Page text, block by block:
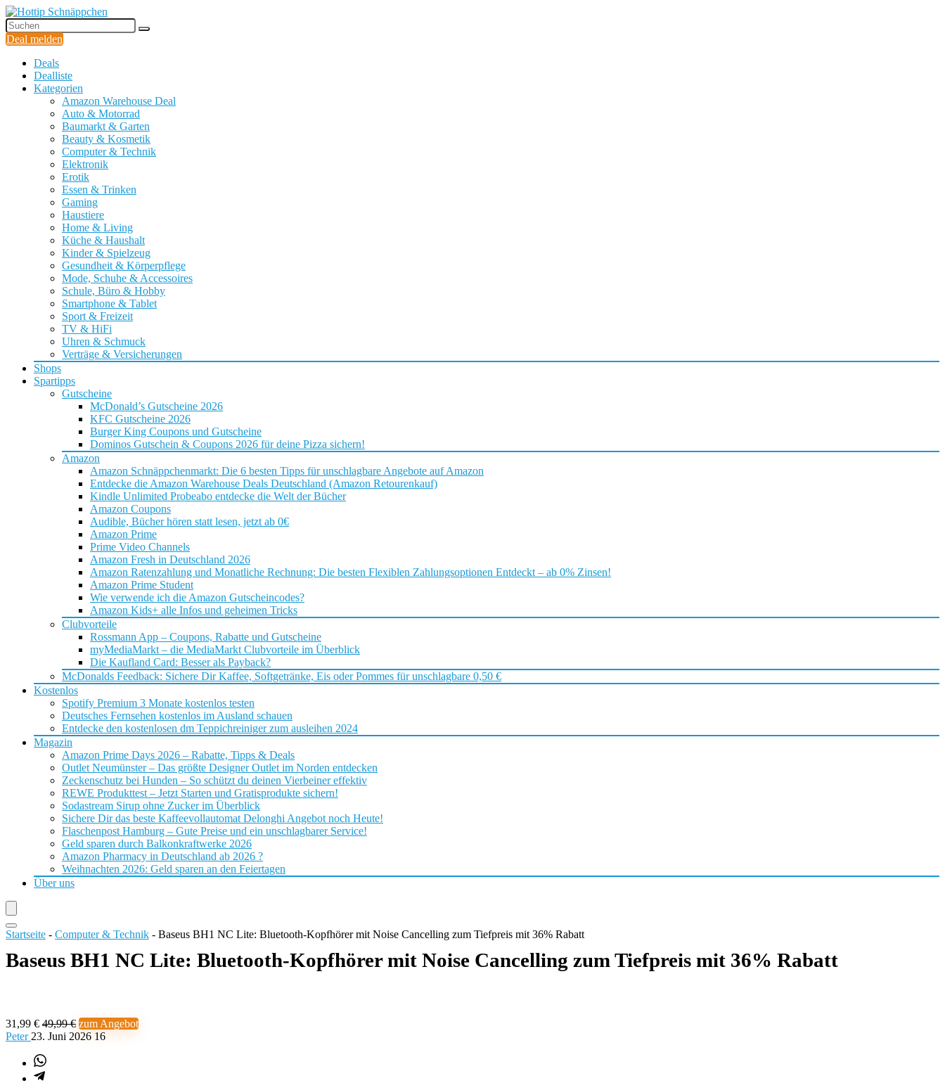
Deal melden
Deals
Dealliste
Kategorien
Amazon Warehouse Deal
Auto & Motorrad
Baumarkt & Garten
Beauty & Kosmetik
Computer & Technik
Elektronik
Erotik
Essen & Trinken
Gaming
Haustiere
Home & Living
Küche & Haushalt
Kinder & Spielzeug
Gesundheit & Körperpflege
Mode, Schuhe & Accessoires
Schule, Büro & Hobby
Smartphone & Tablet
Sport & Freizeit
TV & HiFi
Uhren & Schmuck
Verträge & Versicherungen
Shops
Spartipps
Gutscheine
McDonald’s Gutscheine 2026
KFC Gutscheine 2026
Burger King Coupons und Gutscheine
Dominos Gutschein & Coupons 2026 für deine Pizza sichern!
Amazon
Amazon Schnäppchenmarkt: Die 6 besten Tipps für unschlagbare Angebote auf Amazon
Entdecke die Amazon Warehouse Deals Deutschland (Amazon Retourenkauf)
Kindle Unlimited Probeabo entdecke die Welt der Bücher
Amazon Coupons
Audible, Bücher hören statt lesen, jetzt ab 0€
Amazon Prime
Prime Video Channels
Amazon Fresh in Deutschland 2026
Amazon Ratenzahlung und Monatliche Rechnung: Die besten Flexiblen Zahlungsoptionen Entdeckt – ab 0% Zinsen!
Amazon Prime Student
Wie verwende ich die Amazon Gutscheincodes?
Amazon Kids+ alle Infos und geheimen Tricks
Clubvorteile
Rossmann App – Coupons, Rabatte und Gutscheine
myMediaMarkt – die MediaMarkt Clubvorteile im Überblick
Die Kaufland Card: Besser als Payback?
McDonalds Feedback: Sichere Dir Kaffee, Softgetränke, Eis oder Pommes für unschlagbare 0,50 €
Kostenlos
Spotify Premium 3 Monate kostenlos testen
Deutsches Fernsehen kostenlos im Ausland schauen
Entdecke den kostenlosen dm Teppichreiniger zum ausleihen 2024
Magazin
Amazon Prime Days 2026 – Rabatte, Tipps & Deals
Outlet Neumünster – Das größte Designer Outlet im Norden entdecken
Zeckenschutz bei Hunden – So schützt du deinen Vierbeiner effektiv
REWE Produkttest – Jetzt Starten und Gratisprodukte sichern!
Sodastream Sirup ohne Zucker im Überblick
Sichere Dir das beste Kaffeevollautomat Delonghi Angebot noch Heute!
Flaschenpost Hamburg – Gute Preise und ein unschlagbarer Service!
Geld sparen durch Balkonkraftwerke 2026
Amazon Pharmacy in Deutschland ab 2026 ?
Weihnachten 2026: Geld sparen an den Feiertagen
Über uns
Startseite - Computer & Technik - Baseus BH1 NC Lite: Bluetooth-Kopfhörer mit Noise Cancelling zum Tiefpreis mit 36% Rabatt
Baseus BH1 NC Lite: Bluetooth-Kopfhörer mit Noise Cancelling zum Tiefpreis mit 36% Rabatt
31,99 € 49,99 € zum Angebot
Peter 23. Juni 2026 16